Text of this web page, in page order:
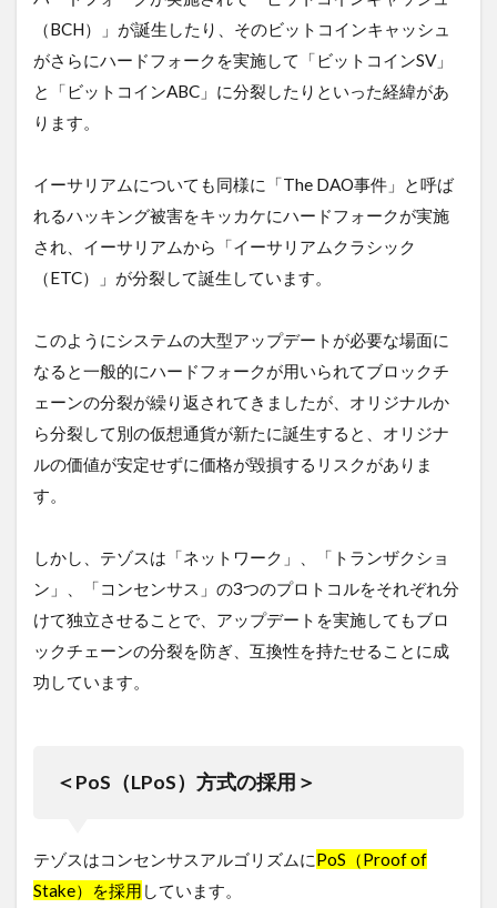
R
a
i
（
ワ
イ
ス
レ
ー
ィ
ン
グ
ス
）
社
」
の
評
価
5.0.2
仮
想
通
関
P
R
a
（BCH）」が誕生したり、そのビットコインキャッシュ
がさらにハードフォークを実施して「ビットコインSV」
と「ビットコインABC」に分裂したりといった経緯があ
ります。
イーサリアムについても同様に「The DAO事件」と呼ば
れるハッキング被害をキッカケにハードフォークが実施
され、イーサリアムから「イーサリアムクラシック
（ETC）」が分裂して誕生しています。
このようにシステムの大型アップデートが必要な場面に
なると一般的にハードフォークが用いられてブロックチ
ェーンの分裂が繰り返されてきましたが、オリジナルか
ら分裂して別の仮想通貨が新たに誕生すると、オリジナ
ルの価値が安定せずに価格が毀損するリスクがありま
す。
しかし、テゾスは「ネットワーク」、「トランザクショ
ン」、「コンセンサス」の3つのプロトコルをそれぞれ分
けて独立させることで、アップデートを実施してもブロ
ックチェーンの分裂を防ぎ、互換性を持たせることに成
功しています。
＜PoS（LPoS）方式の採用＞
テゾスはコンセンサスアルゴリズムにPoS（Proof of
Stake）を採用 しています。